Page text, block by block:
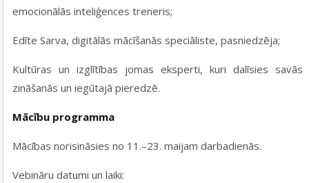
emocionālās inteliģences treneris;
Edīte Sarva, digitālās mācīšanās speciāliste, pasniedzēja;
Kultūras un izglītības jomas eksperti, kuri dalīsies savās
zināšanās un iegūtajā pieredzē.
Mācību programma
Mācības norisināsies no 11.–23. maijam darbadienās.
Vebināru datumi un laiki: